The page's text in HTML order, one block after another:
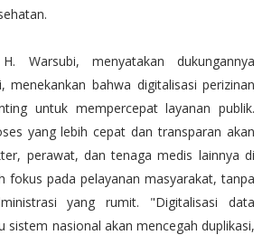
Warsubi, menyatakan dukungannya
menekankan bahwa digitalisasi perizinan
untuk mempercepat layanan publik.
yang lebih cepat dan transparan akan
perawat, dan tenaga medis lainnya di
fokus pada pelayanan masyarakat, tanpa
yang rumit. "Digitalisasi data
sistem nasional akan mencegah duplikasi,